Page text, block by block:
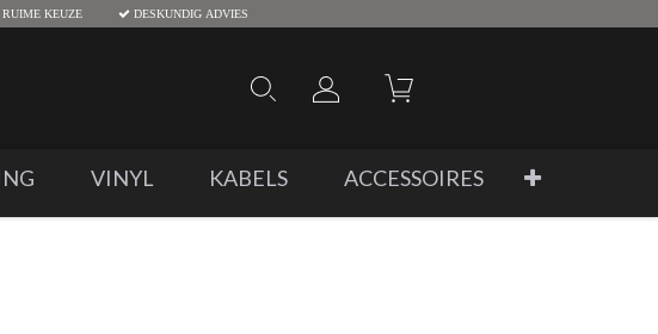
KEUZE DESKUNDIG ADVIES
VINYL KABELS ACCESSOIRES